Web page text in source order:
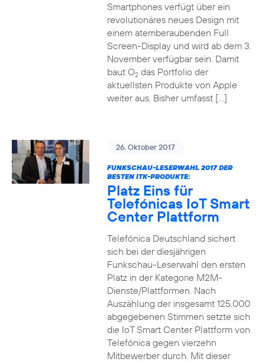
Smartphones verfügt über ein
revolutionäres neues Design mit
einem atemberaubenden Full
Screen-Display und wird ab dem 3.
November verfügbar sein. Damit
baut O2das Portfolio der
aktuellsten Produkte von Apple
weiter aus. Bisher umfasst […]
26. Oktober 2017
FUNKSCHAU-LESERWAHL 2017 DER
BESTEN ITK-PRODUKTE:
Platz Eins für
Telefónicas IoT Smart
Center Plattform
Telefónica Deutschland sichert
sich bei der diesjährigen
Funkschau-Leserwahl den ersten
Platz in der Kategorie M2M-
Dienste/Plattformen. Nach
Auszählung der insgesamt 125.000
abgegebenen Stimmen setzte sich
die IoT Smart Center Plattform von
Telefónica gegen vierzehn
Mitbewerber durch. Mit dieser